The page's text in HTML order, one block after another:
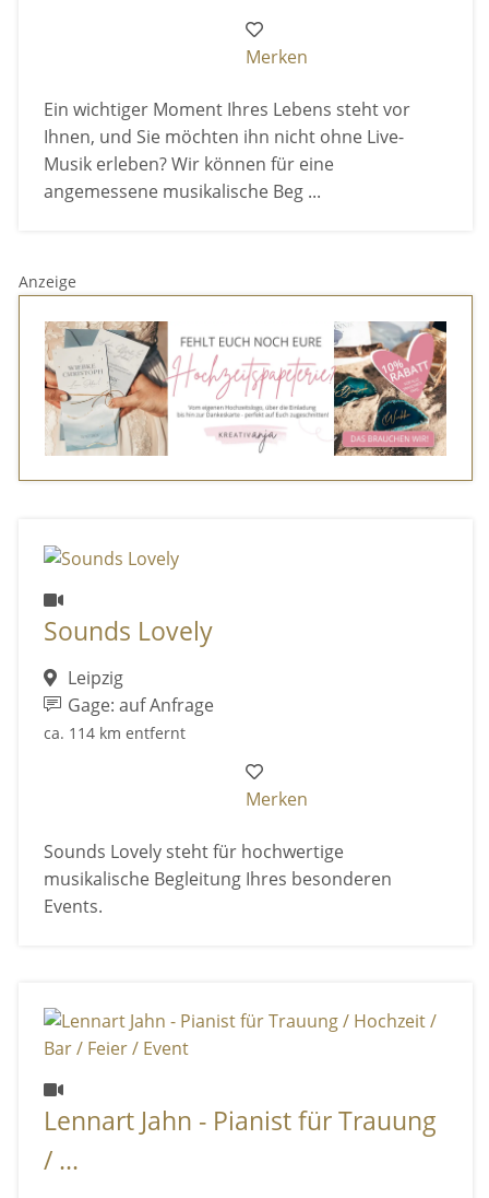
Merken
Ein wichtiger Moment Ihres Lebens steht vor
Ihnen, und Sie möchten ihn nicht ohne Live-
Musik erleben? Wir können für eine
angemessene musikalische Beg ...
Anzeige
Sounds Lovely
Leipzig
Gage: auf Anfrage
ca. 114 km entfernt
Merken
Sounds Lovely steht für hochwertige
musikalische Begleitung Ihres besonderen
Events.
Lennart Jahn - Pianist für Trauung
/ ...